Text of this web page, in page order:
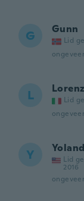
G Gunn
Lid
L Lid
Y
Lid
2016